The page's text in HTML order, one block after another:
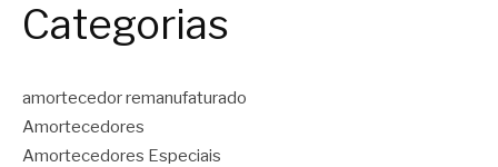
Categorias
amortecedor remanufaturado
Amortecedores
Amortecedores Especiais